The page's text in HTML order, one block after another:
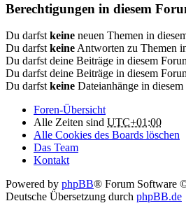
Berechtigungen in diesem
Du darfst keine neuen Themen in
Du darfst keine Antworten zu Themen
Du darfst deine Beiträge in diesem
Du darfst deine Beiträge in diesem
Du darfst keine Dateianhänge in
Foren-Übersicht
Alle Zeiten sind UTC+01:00
Alle Cookies des Boards löschen
Das Team
Kontakt
Powered by phpBB® Forum Software
Deutsche Übersetzung durch phpBB.de